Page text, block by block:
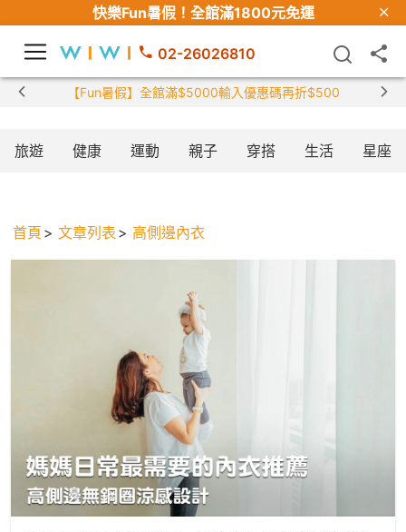
快樂Fun暑假！ 全館滿1800元免運
02-26026810
【Fun暑假】全館滿$5000輸入優惠碼再折$500
旅遊 健康 運動 親子 穿搭 生活 星座
首頁 文章列表 高側邊內衣